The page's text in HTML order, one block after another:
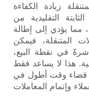
زيادة الكفاءة
التقليدية من
مما يؤدي إلى إطالة
المتنقلة، فيمكن
في نقطة البيع،
هذا لا يساعد فقط
قضاء وقت أطول في